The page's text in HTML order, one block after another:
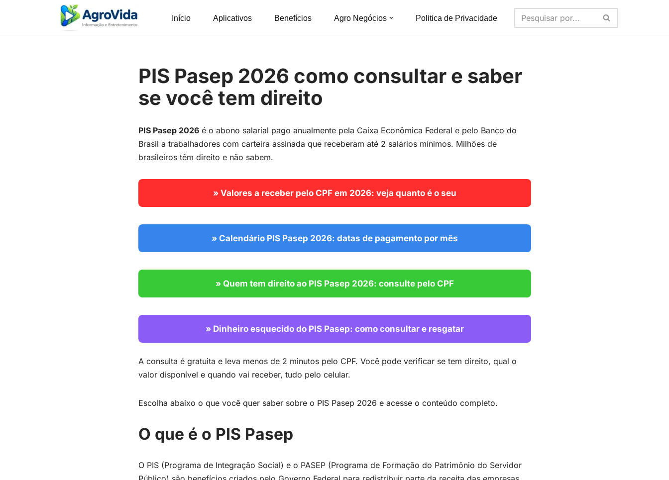
Início Aplicativos Benefícios Agro Negócios Politica de Privacidade
PIS Pasep 2026 como consultar e saber
se você tem direito
PIS Pasep 2026é o abono salarial pago anualmente pela Caixa Econômica Federal e pelo Banco do
Brasil a trabalhadores com carteira assinada que receberam até 2 salários mínimos. Milhões de
brasileiros têm direito e não sabem.
» Valores a receber pelo CPF em 2026: veja quanto é o seu
» Calendário PIS Pasep 2026: datas de pagamento por mês
» Quem tem direito ao PIS Pasep 2026: consulte pelo CPF
» Dinheiro esquecido do PIS Pasep: como consultar e resgatar
A consulta é gratuita e leva menos de 2 minutos pelo CPF. Você pode verificar se tem direito, qual o
valor disponível e quando vai receber, tudo pelo celular.
Escolha abaixo o que você quer saber sobre o PIS Pasep 2026 e acesse o conteúdo completo.
O que é o PIS Pasep
O PIS (Programa de Integração Social) e o PASEP (Programa de Formação do Patrimônio do Servidor